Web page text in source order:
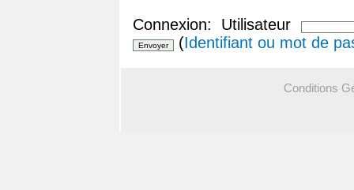
Connexion: Utilisateur
(Identifiant ou mot de
Conditions